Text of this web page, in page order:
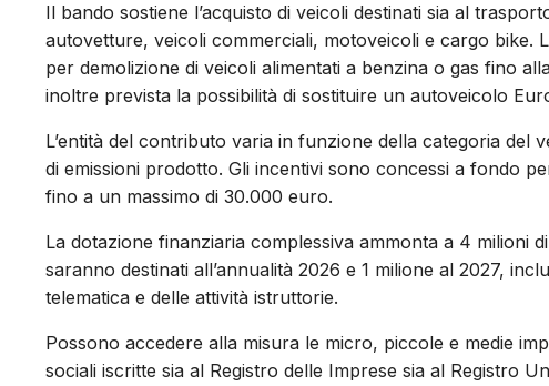
Il bando sostiene l’acquisto di veicoli destinati sia al
autovetture, veicoli commerciali, motoveicoli e cargo bike.
per demolizione di veicoli alimentati a benzina o gas fino
inoltre prevista la possibilità di sostituire un autoveicolo
L’entità del contributo varia in funzione della categoria del
di emissioni prodotto. Gli incentivi sono concessi a fondo
fino a un massimo di 30.000 euro.
La dotazione finanziaria complessiva ammonta a 4 milioni
saranno destinati all’annualità 2026 e 1 milione al 2027,
telematica e delle attività istruttorie.
Possono accedere alla misura le micro, piccole e medie
sociali iscritte sia al Registro delle Imprese sia al Registro